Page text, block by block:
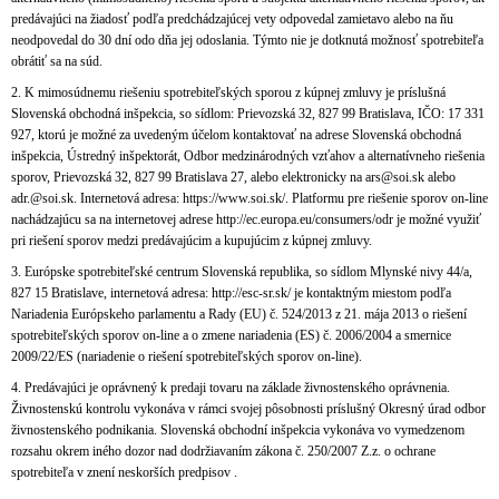
predávajúci na žiadosť podľa predchádzajúcej vety odpovedal zamietavo alebo na ňu
neodpovedal do 30 dní odo dňa jej odoslania. Týmto nie je dotknutá možnosť spotrebiteľa
obrátiť sa na súd.
2. K mimosúdnemu riešeniu spotrebiteľských sporou z kúpnej zmluvy je príslušná
Slovenská obchodná inšpekcia, so sídlom: Prievozská 32, 827 99 Bratislava, IČO: 17 331
927, ktorú je možné za uvedeným účelom kontaktovať na adrese Slovenská obchodná
inšpekcia, Ústredný inšpektorát, Odbor medzinárodných vzťahov a alternatívneho riešenia
sporov, Prievozská 32, 827 99 Bratislava 27, alebo elektronicky na ars@soi.sk alebo
adr.@soi.sk. Internetová adresa: https://www.soi.sk/. Platformu pre riešenie sporov on-line
nachádzajúcu sa na internetovej adrese http://ec.europa.eu/consumers/odr je možné využiť
pri riešení sporov medzi predávajúcim a kupujúcim z kúpnej zmluvy.
3. Európske spotrebiteľské centrum Slovenská republika, so sídlom Mlynské nivy 44/a,
827 15 Bratislave, internetová adresa: http://esc-sr.sk/ je kontaktným miestom podľa
Nariadenia Európskeho parlamentu a Rady (EU) č. 524/2013 z 21. mája 2013 o riešení
spotrebiteľských sporov on-line a o zmene nariadenia (ES) č. 2006/2004 a smernice
2009/22/ES (nariadenie o riešení spotrebiteľských sporov on-line).
4. Predávajúci je oprávnený k predaji tovaru na základe živnostenského oprávnenia.
Živnostenskú kontrolu vykonáva v rámci svojej pôsobnosti príslušný Okresný úrad odbor
živnostenského podnikania. Slovenská obchodní inšpekcia vykonáva vo vymedzenom
rozsahu okrem iného dozor nad dodržiavaním zákona č. 250/2007 Z.z. o ochrane
spotrebiteľa v znení neskorších predpisov .